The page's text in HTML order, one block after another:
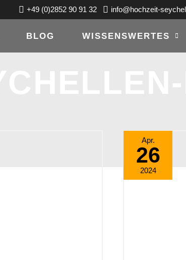
+49 (0)2852 90 91 32 info@hochzeit-
BLOG WISSENSWERTES
Apr.
26
2024
AUF
PLATTE
ISLAND: